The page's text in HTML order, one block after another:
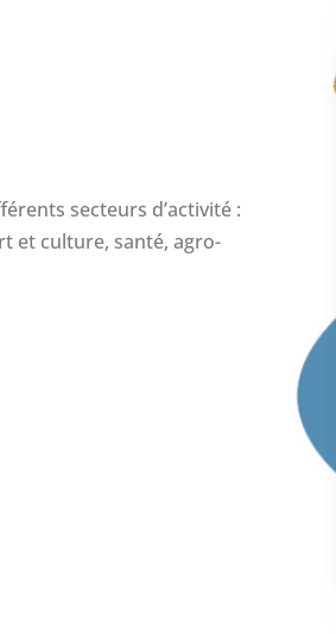
secteurs d’activité :
et culture, santé, agro-